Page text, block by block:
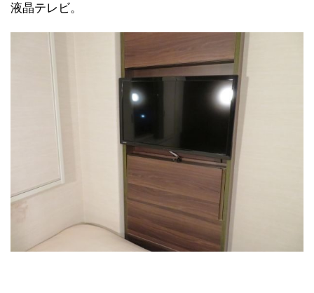
液晶テレビ。